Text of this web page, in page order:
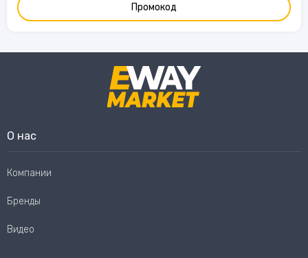
Промокод
О нас
Компании
Бренды
Видео